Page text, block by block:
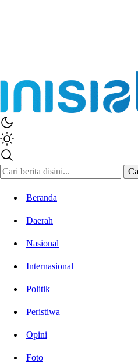
Inisiatif.co
Stay Connected Stay Informed
Beranda
Daerah
Nasional
Internasional
Politik
Peristiwa
Opini
Foto